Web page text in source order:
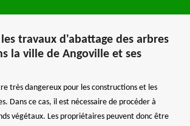
travaux d'abattage des arbres
la ville de Angoville et ses
très dangereux pour les constructions et les
Dans ce cas, il est nécessaire de procéder à
végétaux. Les propriétaires peuvent donc être